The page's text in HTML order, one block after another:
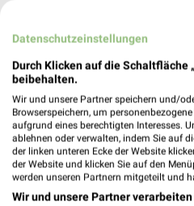
Datenschutzeinstellungen
Durch Klicken auf die
beibehalten.
Wir und unsere Partner speichern und/
Browserspeichern, um
aufgrund eines berechtigten Interesses.
ablehnen oder verwalten, indem Sie auf
der linken unteren Ecke der Website
der Website und klicken Sie auf den
werden unseren Partnern mitgeteilt und
Wir und unsere Partner